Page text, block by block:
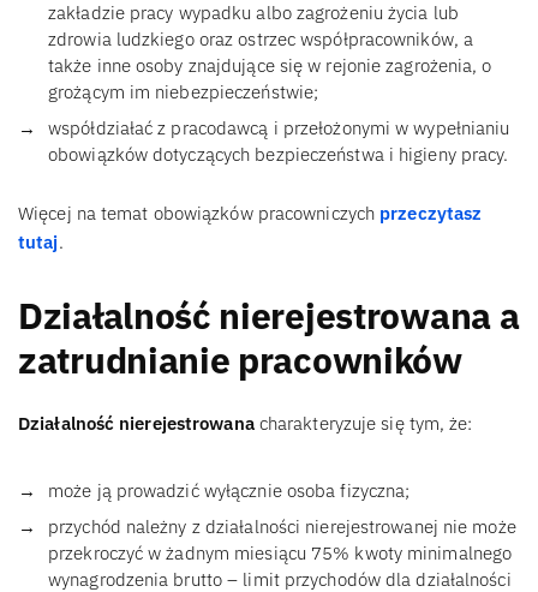
zakładzie pracy wypadku albo zagrożeniu życia lub
zdrowia ludzkiego oraz ostrzec współpracowników, a
także inne osoby znajdujące się w rejonie zagrożenia, o
grożącym im niebezpieczeństwie;
współdziałać z pracodawcą i przełożonymi w wypełnianiu
obowiązków dotyczących bezpieczeństwa i higieny pracy.
Więcej na temat obowiązków pracowniczych przeczytasz
tutaj.
Działalność nierejestrowana a
zatrudnianie pracowników
Działalność nierejestrowanacharakteryzuje się tym, że:
może ją prowadzić wyłącznie osoba fizyczna;
przychód należny z działalności nierejestrowanej nie może
przekroczyć w żadnym miesiącu 75% kwoty minimalnego
wynagrodzenia brutto – limit przychodów dla działalności